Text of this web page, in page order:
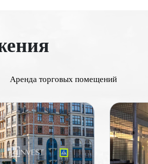
и отделкой обычно
для потенциальных покупателей.
объекта, тем выше его рыночная
центров и других объектов
и проходимости до состояния объекта
и принять обоснованные решения
в Москве
Аренда торговых помещений